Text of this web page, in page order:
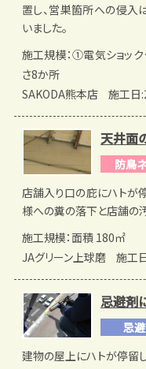
置し、営巣箇所への侵入
いました。
施工規模：①電気ショ
さ8か所
SAKODA熊本店
施工日
天井面
防鳥
店舗入り口の庇にハトが
様への糞の落下と店舗の
施工規模：面積 180㎡
JAグリーン上球磨
施工
忌避剤
忌
建物の屋上にハトが停留